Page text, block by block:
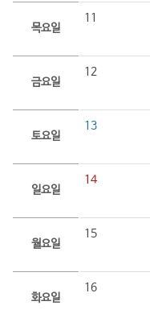
목요일
11
금요일
12
토요일
13
일요일
14
월요일
15
화요일
16